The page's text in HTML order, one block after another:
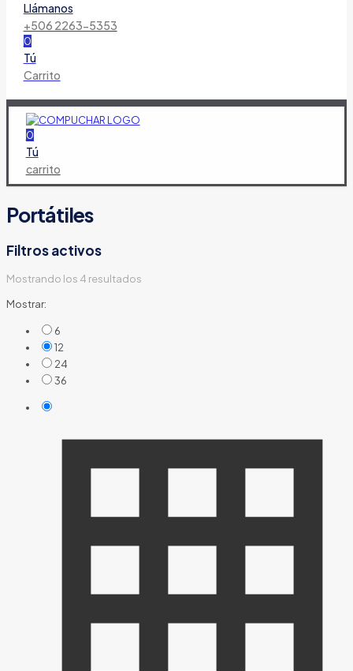
Llámanos
+506 2263-5353
0
Tú
Carrito
0
Tú
carrito
Portátiles
Filtros activos
Mostrando los 4 resultados
Mostrar:
6
12
24
36